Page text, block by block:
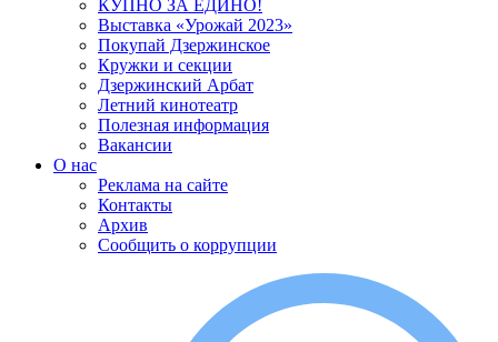
КУПНО ЗА ЕДИНО!
Выставка «Урожай 2023»
Покупай Дзержинское
Кружки и секции
Дзержинский Арбат
Летний кинотеатр
Полезная информация
Вакансии
О нас
Реклама на сайте
Контакты
Архив
Сообщить о коррупции